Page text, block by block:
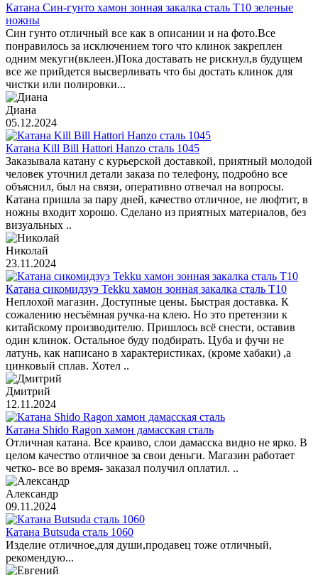
Катана Син-гунто хамон зонная закалка сталь T10 зеленые
ножны
Син гунто отличный все как в описании и на фото.Все
понравилось за исключением того что клинок закреплен
одним мекуги(вклеен.)Пока доставать не рискнул,в будущем
все же прийдется высверливать что бы достать клинок для
чистки или полировки...
Диана
05.12.2024
Катана Kill Bill Hattori Hanzo сталь 1045
Заказывала катану с курьерской доставкой, приятный молодой
человек уточнил детали заказа по телефону, подробно все
объяснил, был на связи, оперативно отвечал на вопросы.
Катана пришла за пару дней, качество отличное, не люфтит, в
ножны входит хорошо. Сделано из приятных материалов, без
визуальных ..
Николай
23.11.2024
Катана сикомидзуэ Tekku хамон зонная закалка сталь T10
Неплохой магазин. Доступные цены. Быстрая доставка. К
сожалению несъёмная ручка-на клею. Но это претензии к
китайскому производителю. Пришлось всё снести, оставив
один клинок. Остальное буду подбирать. Цуба и фучи не
латунь, как написано в характеристиках, (кроме хабаки) ,а
цинковый сплав. Хотел ..
Дмитрий
12.11.2024
Катана Shido Ragon хамон дамасская сталь
Отличная катана. Все краиво, слои дамасска видно не ярко. В
целом качество отличное за свои деньги. Магазин работает
четко- все во время- заказал получил оплатил. ..
Александр
09.11.2024
Катана Butsuda сталь 1060
Изделие отличное,для души,продавец тоже отличный,
рекомендую...